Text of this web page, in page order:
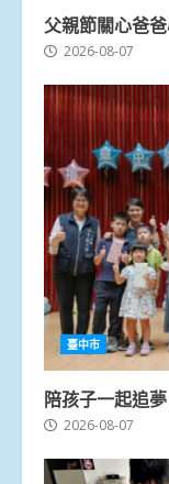
父親節關心爸
2026-08-07
臺中市
陪孩子一起追
2026-08-07